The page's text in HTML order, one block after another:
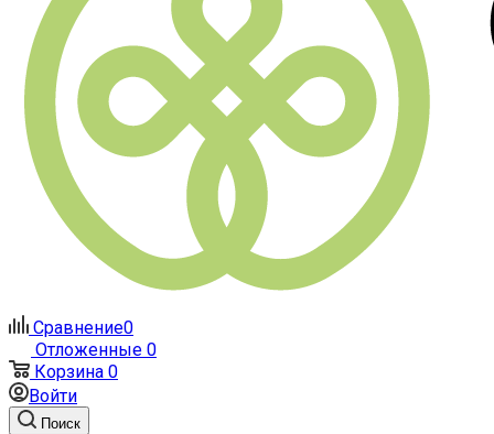
Сравнение0
Отложенные 0
Корзина 0
Войти
Поиск